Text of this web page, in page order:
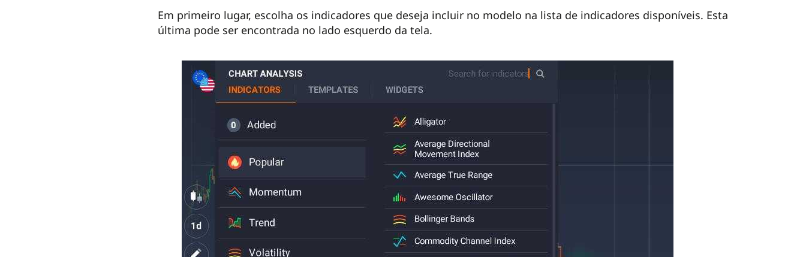
Em primeiro lugar, escolha os indicadores que deseja incluir no modelo na lista de indicadores disponíveis. Esta
última pode ser encontrada no lado esquerdo da tela.